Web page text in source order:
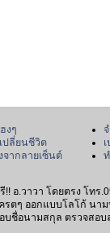
งๆ
ปลี่ยนชีวิต
จากลายเซ็นต์
อ.วาวา โดยตรง โทร
รตๆ ออกแบบโลโก้ นา
บชื่อนามสกุล ตรวจสอ